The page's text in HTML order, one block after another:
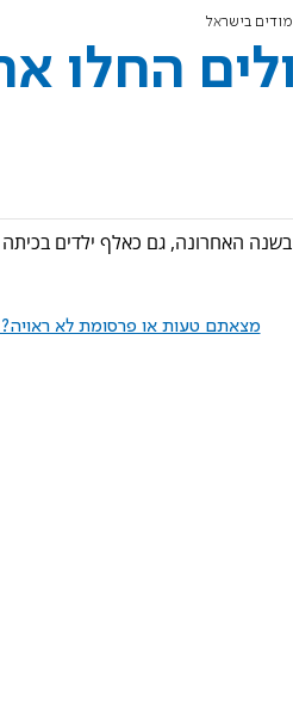
עולים
בשנה האחרונה, גם כאלף ילדים
מצאתם טעות או פרסומת לא ראויה?